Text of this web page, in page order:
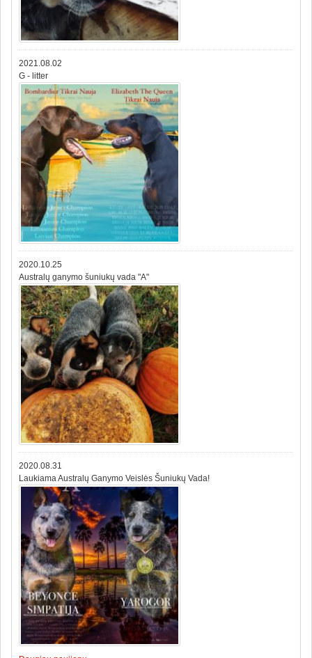
2021.08.02
G - litter
2020.10.25
Australų ganymo šuniukų vada "A"
2020.08.31
Laukiama Australų Ganymo Veislės Šuniukų Vada!